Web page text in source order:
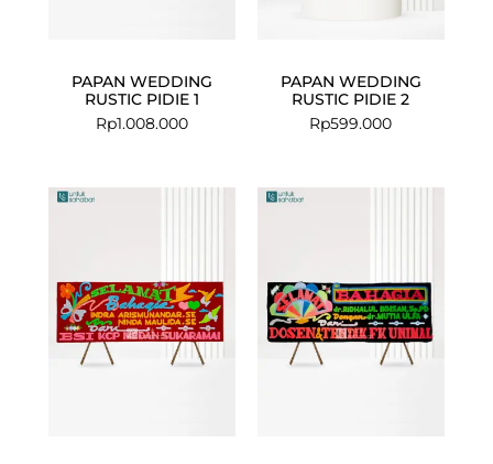
PAPAN WEDDING
RUSTIC PIDIE 1
Rp1.008.000
PAPAN WEDDING
RUSTIC PIDIE 2
Rp599.000